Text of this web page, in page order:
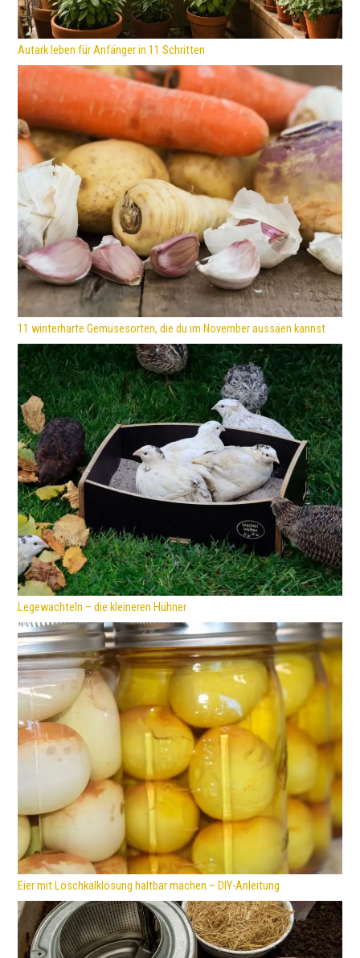
Autark leben für Anfänger in 11 Schritten
11 winterharte Gemüsesorten, die du im November aussäen kannst
Legewachteln – die kleineren Hühner
Eier mit Löschkalklösung haltbar machen – DIY-Anleitung